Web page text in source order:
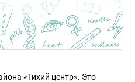
«Тихий центр». Это